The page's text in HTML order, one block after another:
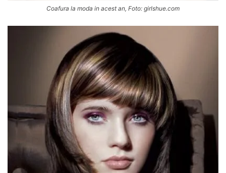
Coafura la moda in acest an, Foto: girlshue.com